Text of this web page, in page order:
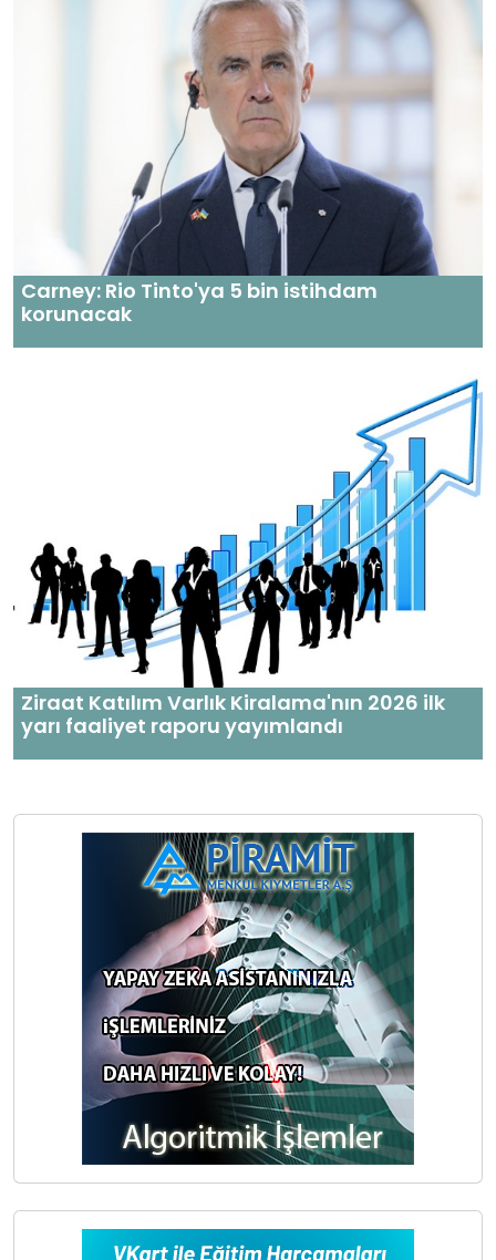
Carney: Rio Tinto'ya 5 bin istihdam
korunacak
Ziraat Katılım Varlık Kiralama'nın 2026 ilk
yarı faaliyet raporu yayımlandı